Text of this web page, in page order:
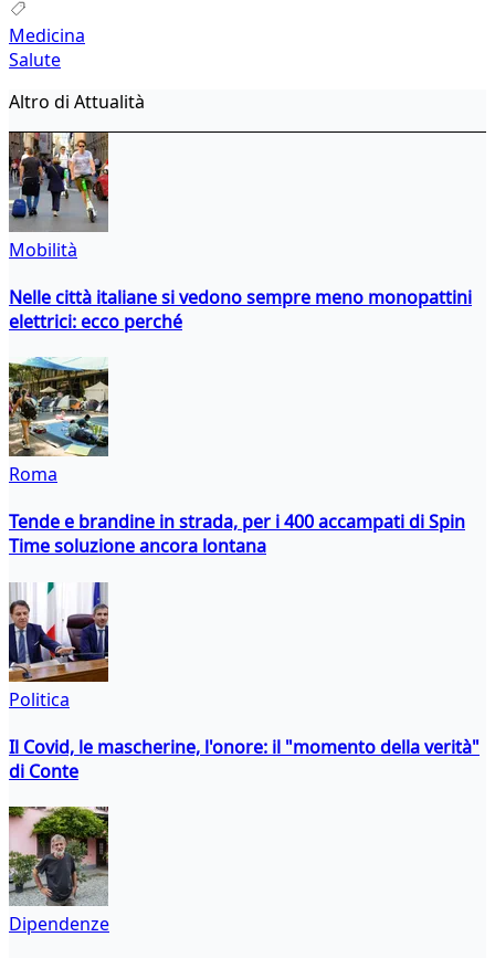
Medicina
Salute
Altro di Attualità
Mobilità
Nelle città italiane si vedono sempre meno monopattini
elettrici: ecco perché
Roma
Tende e brandine in strada, per i 400 accampati di Spin
Time soluzione ancora lontana
Politica
Il Covid, le mascherine, l'onore: il "momento della verità"
di Conte
Dipendenze